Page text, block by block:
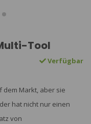
Tool
Verfügbar
dem Markt, aber sie
hat nicht nur einen
von